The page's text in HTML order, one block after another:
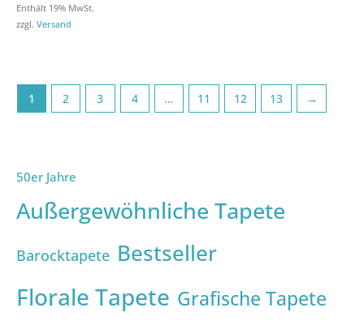
Enthält 19% MwSt.
zzgl. Versand
1 2 3 4 … 11 12 13 →
50er Jahre
Außergewöhnliche Tapete
Barocktapete Bestseller
Florale Tapete Grafische Tapete